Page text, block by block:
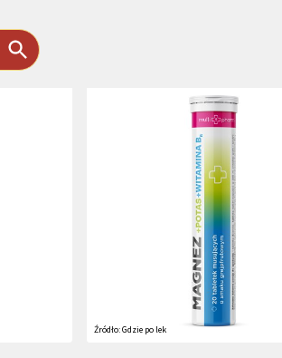
Źródło:Gdzie po lek